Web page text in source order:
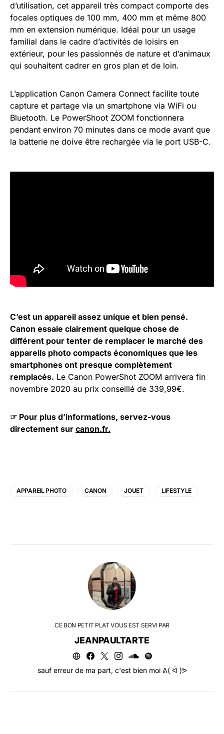
d’utilisation, cet appareil très compact comporte des
focales optiques de 100 mm, 400 mm et même 800
mm en extension numérique. Idéal pour un usage
familial dans le cadre d’activités de loisirs en
extérieur, pour les passionnés de nature et d’animaux
qui souhaitent cadrer en gros plan et de loin.
L’application Canon Camera Connect facilite toute
capture et partage via un smartphone via WiFi ou
Bluetooth. Le PowerShoot ZOOM fonctionnera
pendant environ 70 minutes dans ce mode avant que
la batterie ne doive être rechargée via le port USB-C.
C’est un appareil assez unique et bien pensé.
Canon essaie clairement quelque chose de
différent pour tenter de remplacer le marché des
appareils photo compacts économiques que les
smartphones ont presque complètement
remplacés. Le Canon PowerShot ZOOM arrivera fin
novembre 2020 au prix conseillé de 339,99€.
☞ Pour plus d’informations, servez-vous
directement sur canon.fr.
APPAREIL PHOTO CANON JOUET LIFESTYLE
CE BON PETIT PLAT VOUS EST SERVI PAR
JEANPAULTARTE
sauf erreur de ma part, c'est bien moi ᕕ( ᐛ )ᕗ